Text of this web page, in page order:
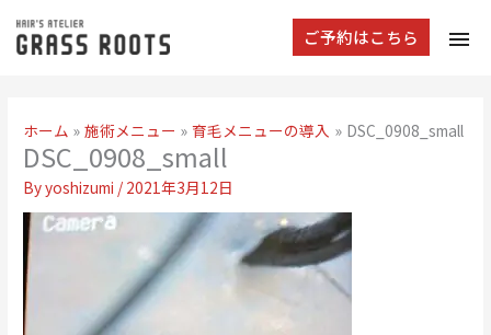
ご予約はこちら
ホーム 施術メニュー 育毛メニューの導入 DSC_0908_small
DSC_0908_small
Byyoshizumi / 2021年3月12日